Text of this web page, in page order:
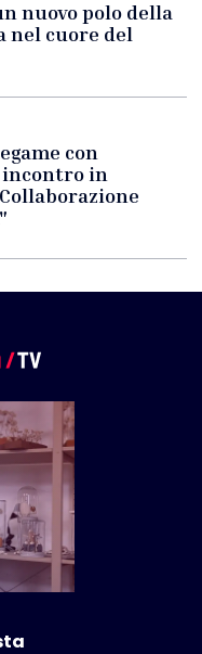
nuovo polo della
nel cuore del
con
incontro in